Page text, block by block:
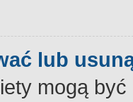
lub
mogą